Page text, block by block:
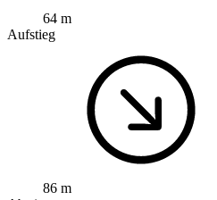
64 m
Aufstieg
86 m